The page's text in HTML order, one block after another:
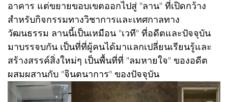
อาคาร แต่ขยายขอบเขตออกไปสู่ "ลาน" ที่เปิดกว้าง
สำหรับกิจกรรมทางวิชาการและเทศกาลทาง
วัฒนธรรม ลานนี้เป็นเหมือน "เวที" ที่อดีตและปัจจุบัน
มาบรรจบกัน เป็นที่ที่ผู้คนได้มาแลกเปลี่ยนเรียนรู้และ
สร้างสรรค์สิ่งใหม่ๆ เป็นพื้นที่ที่ "ลมหายใจ" ของอดีต
ผสมผสานกับ "จินตนาการ" ของปัจจุบัน